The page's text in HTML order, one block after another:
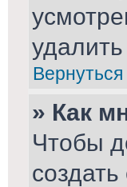
» Как
Чтобы